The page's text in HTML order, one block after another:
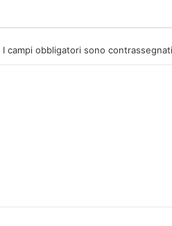
I campi obbligatori sono contrassegnati